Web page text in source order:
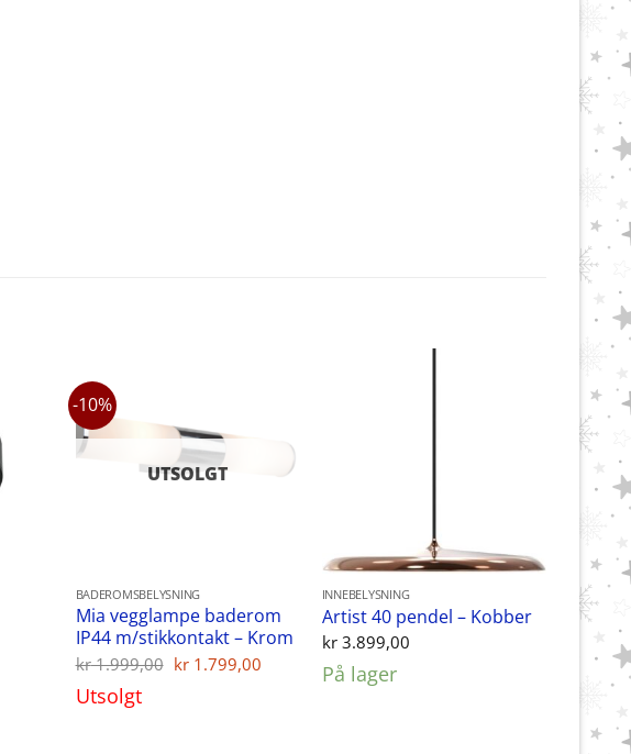
-10%
UTSOLGT
BADEROMSBELYSNING
Mia vegglampe baderom
IP44 m/stikkontakt – Krom
kr1.999,00 Opprinnelig
kr 1.799,00 Nåværende
Utsolgt
INNEBELYSNING
Artist 40 pendel – Kobber
kr3.899,00
På lager